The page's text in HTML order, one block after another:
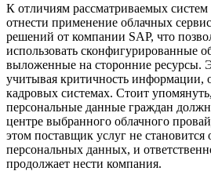
К отличиям рассматриваемых
отнести применение облачных
решений от компании SAP, что
использовать сконфигурированные
выложенные на сторонние ресурсы.
учитывая критичность информации,
кадровых системах. Стоит
персональные данные граждан
центре выбранного облачного
этом поставщик услуг не становится
персональных данных, и
продолжает нести компания.